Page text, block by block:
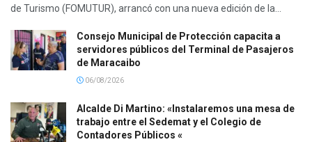
de Turismo (FOMUTUR), arrancó con una nueva edición de la...
Consejo Municipal de Protección capacita a
servidores públicos del Terminal de Pasajeros
de Maracaibo
06/08/2026
Alcalde Di Martino: «Instalaremos una mesa de
trabajo entre el Sedemat y el Colegio de
Contadores Públicos «